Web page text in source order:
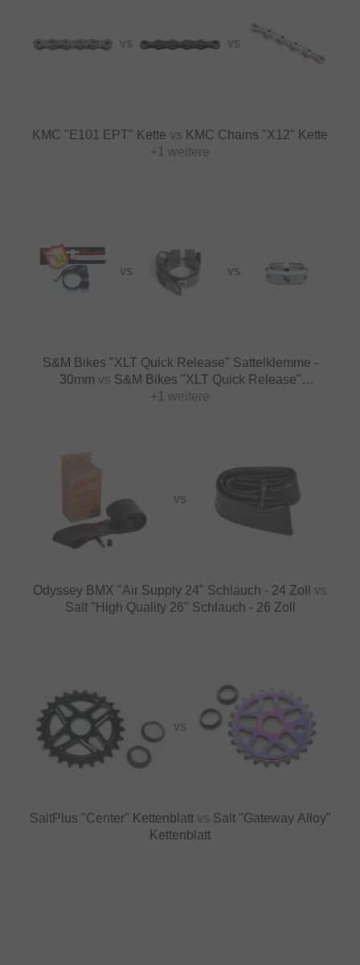
VS VS
KMC "E101 EPT" Kette vs KMC Chains "X12" Kette
+1 weitere
VS VS
S&M Bikes "XLT Quick Release" Sattelklemme -
30mm vs S&M Bikes "XLT Quick Release"
Sattelklemme - 28.6mm
+1 weitere
VS
Odyssey BMX "Air Supply 24" Schlauch - 24 Zoll vs
Salt "High Quality 26" Schlauch - 26 Zoll
VS
SaltPlus "Center" Kettenblatt vs Salt "Gateway Alloy"
Kettenblatt